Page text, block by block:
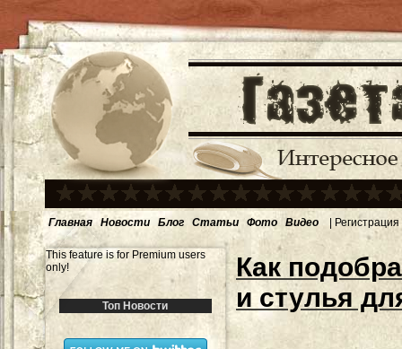
Главная Новости Блог Статьи Фото Видео | Регистрация
This feature is for Premium users
only!
Топ Новости
Как
и стулья